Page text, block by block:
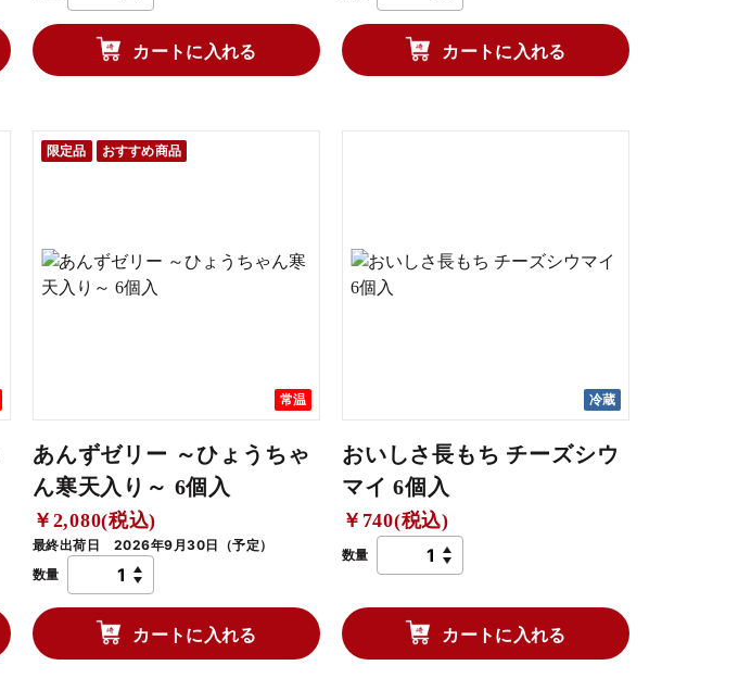
カートに入れる カートに入れる
限定品 おすすめ商品
常温
あんずゼリー ～ひょうちゃ
ん寒天入り～ 6個入
￥2,080(税込)
最終出荷日 2026年9月30日（予定）
数量
カートに入れる
冷蔵
おいしさ長もち チーズシウ
マイ 6個入
￥740(税込)
数量
カートに入れる